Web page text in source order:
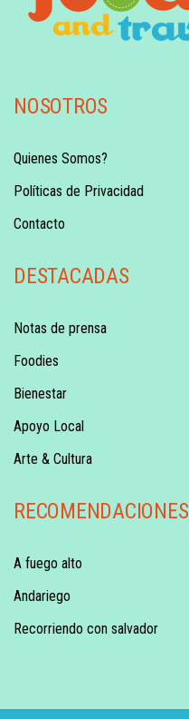
NOSOTROS
Quienes Somos?
Políticas de Privacidad
Contacto
DESTACADAS
Notas de prensa
Foodies
Bienestar
Apoyo Local
Arte & Cultura
RECOMENDACIONES
A fuego alto
Andariego
Recorriendo con salvador